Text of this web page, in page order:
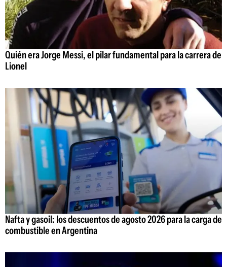
Quién era Jorge Messi, el pilar fundamental para la carrera de
Lionel
Nafta y gasoil: los descuentos de agosto 2026 para la carga de
combustible en Argentina